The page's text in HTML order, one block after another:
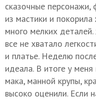
сказочные персонажи,
из мастики и
много мелких
все не хватало
и платье. Неделю
идеала. В итоге у
мака, манной крупы,
высоко оценили. Если